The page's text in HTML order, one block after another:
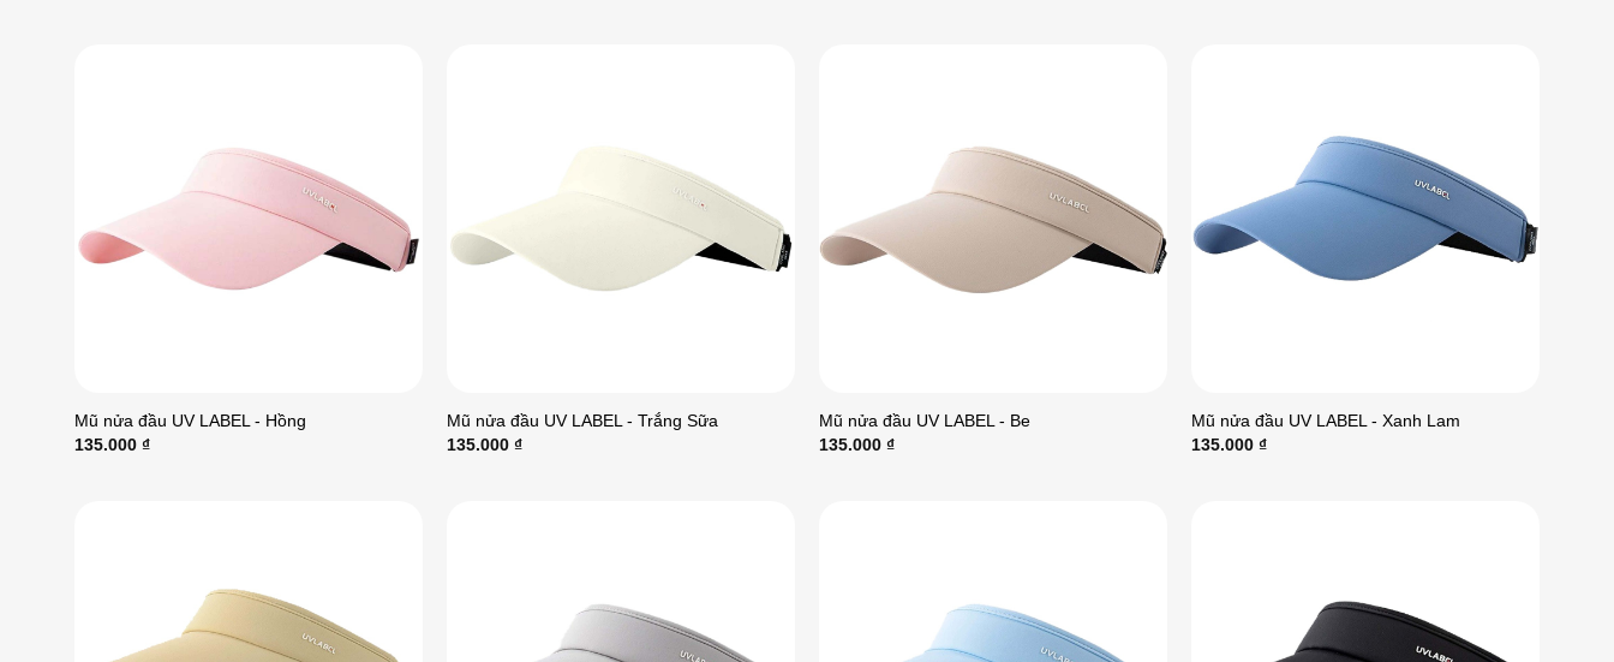
Mũ nửa đầu UV LABEL - Hồng
135.000 ₫
Mũ nửa đầu UV LABEL - Trắng Sữa
135.000 ₫
Mũ nửa đầu UV LABEL - Be
135.000 ₫
Mũ nửa đầu UV LABEL - Xanh Lam
135.000 ₫